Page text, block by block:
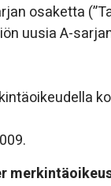
osaketta
uusia A-